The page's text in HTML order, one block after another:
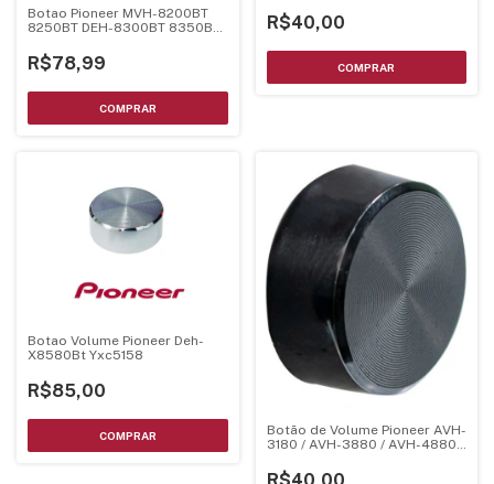
Botao Pioneer MVH-8200BT
8250BT DEH-8300BT 8350BT
R$78,99
Yaa5008
R$40,00
Botao Volume Pioneer Deh-
X8580Bt Yxc5158
R$85,00
Botão de Volume Pioneer AVH-
3180 / AVH-3880 / AVH-4880 /